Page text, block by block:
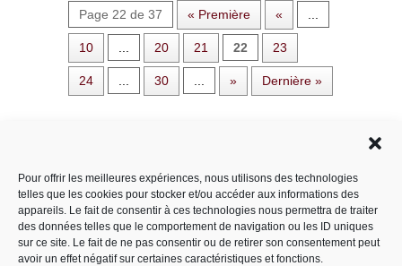
Pour offrir les meilleures expériences, nous utilisons des technologies
telles que les cookies pour stocker et/ou accéder aux informations des
appareils. Le fait de consentir à ces technologies nous permettra de traiter
des données telles que le comportement de navigation ou les ID uniques
sur ce site. Le fait de ne pas consentir ou de retirer son consentement peut
avoir un effet négatif sur certaines caractéristiques et fonctions.
Page 22 de 37 « Première «
10 20 21 22 23
24 30 » Dernière »
Catégories